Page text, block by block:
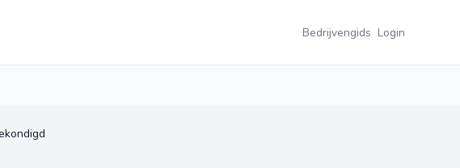
Bedrijvengids Login